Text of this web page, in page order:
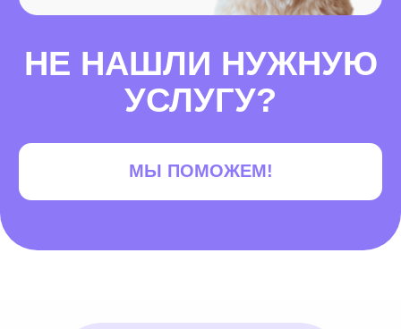
Удобство
Заказать любую услугу можно